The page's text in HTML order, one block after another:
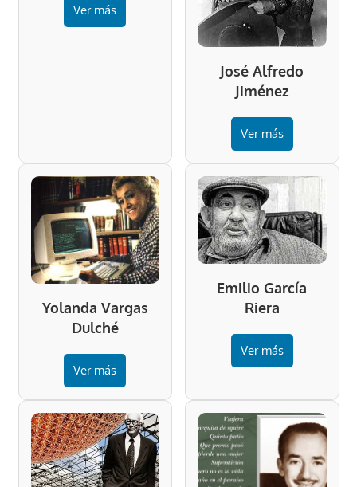
Ver más
José Alfredo
Jiménez
Ver más
Yolanda Vargas
Dulché
Ver más
Emilio García
Riera
Ver más